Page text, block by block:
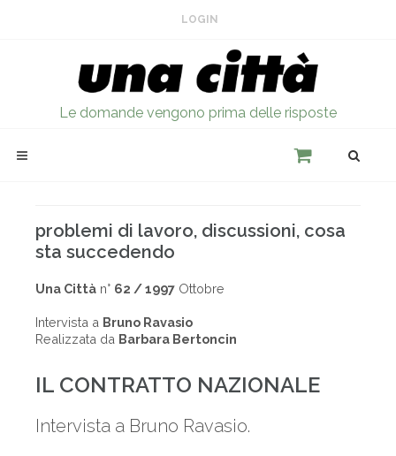
LOGIN
Le domande vengono prima delle risposte
problemi di lavoro, discussioni, cosa
sta succedendo
Una Città n° 62 / 1997 Ottobre
Intervista a Bruno Ravasio
Realizzata da Barbara Bertoncin
IL CONTRATTO NAZIONALE
Intervista a Bruno Ravasio.